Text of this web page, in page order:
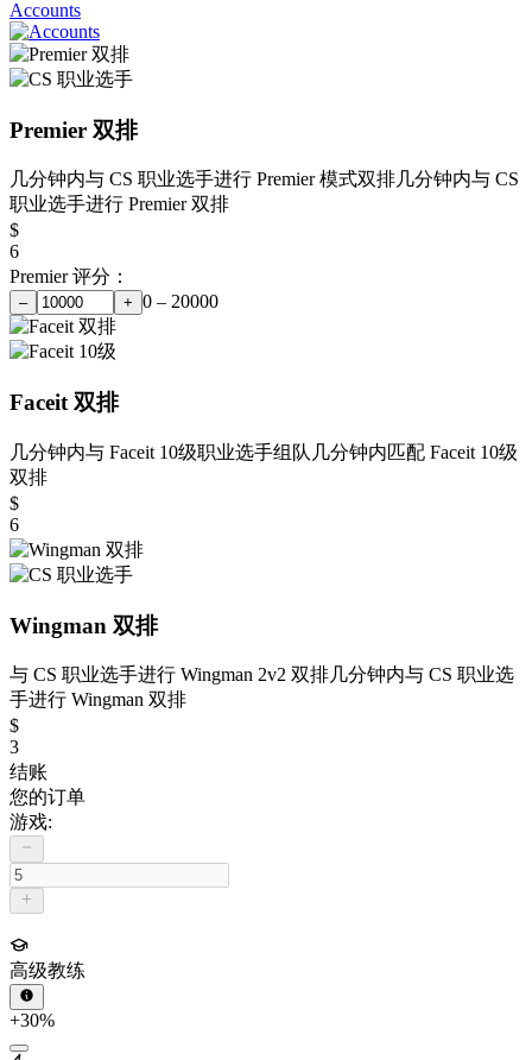
Accounts
Premier 双排
几分钟内与 CS 职业选手进行 Premier 模式双排几分钟内与 CS
职业选手进行 Premier 双排
$
6
Premier 评分：
– + 0 – 20000
Faceit 双排
几分钟内与 Faceit 10级职业选手组队 几分钟内匹配 Faceit 10级
双排
$
6
Wingman 双排
与 CS 职业选手进行 Wingman 2v2 双排几分钟内与 CS 职业选
手进行 Wingman 双排
$
3
结账
您的订单
游戏:
高级教练
+30%